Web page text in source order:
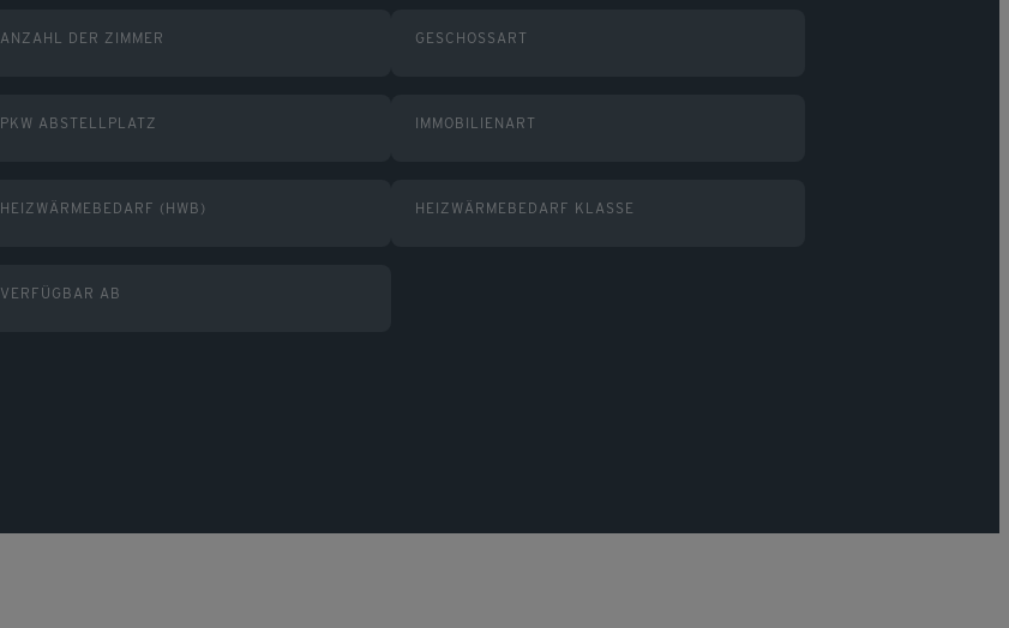
ANZAHL DER ZIMMER GESCHOSSART
PKW ABSTELLPLATZ IMMOBILIENART
HEIZWÄRMEBEDARF (HWB) HEIZWÄRMEBEDARF KLASSE
VERFÜGBAR AB